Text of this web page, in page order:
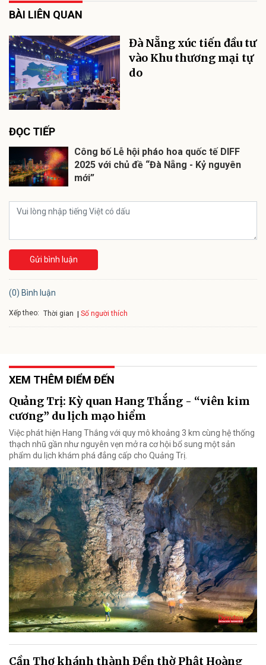
BÀI LIÊN QUAN
Đà Nẵng xúc tiến đầu tư
vào Khu thương mại tự
do
ĐỌC TIẾP
2025 với chủ đề “Đà Nẵng - Kỷ nguyên
Gửi bình luận
(0) Bình luận
Xếp theo: Thời gian Số người thích
XEM THÊM ĐIỂM ĐẾN
Quảng Trị: Kỳ quan Hang Thắng - “viên kim
cương” du lịch mạo hiểm
Việc phát hiện Hang Thắng với quy mô khoảng 3 km cùng hệ thống
thạch nhũ gần như nguyên vẹn mở ra cơ hội bổ sung một sản
phẩm du lịch khám phá đẳng cấp cho Quảng Trị.
Cần Thơ khánh thành Đền thờ Phật Hoàng